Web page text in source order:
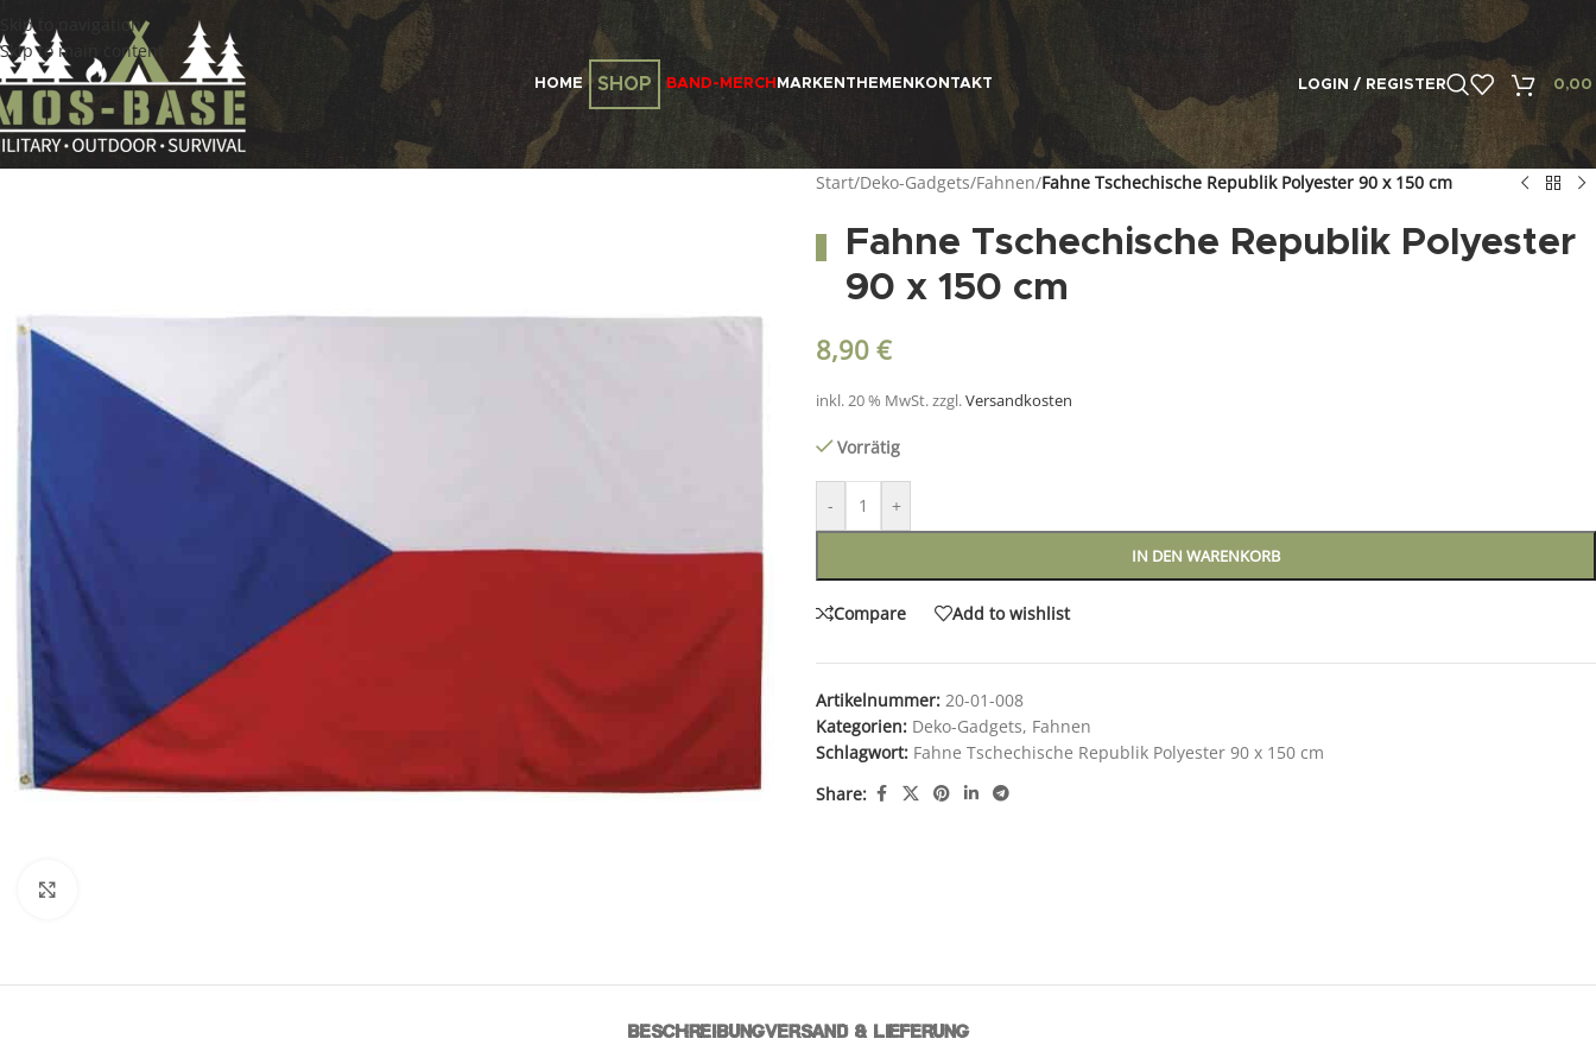
Skip to navigation
Skip to main content
HOME SHOP BAND-MERCH MARKEN THEMEN KONTAKT LOGIN / REGISTER 0,00
Start/Deko-Gadgets/Fahnen/Fahne Tschechische Republik Polyester 90 x 150 cm
Fahne Tschechische Republik Polyester
90 x 150 cm
8,90 €
inkl. 20 % MwSt.zzgl.Versandkosten
Vorrätig
- +
IN DEN WARENKORB
Compare Add to wishlist
Artikelnummer: 20-01-008
Kategorien: Deko-Gadgets, Fahnen
Schlagwort: Fahne Tschechische Republik Polyester 90 x 150 cm
Share:
BESCHREIBUNGVERSAND & LIEFERUNG